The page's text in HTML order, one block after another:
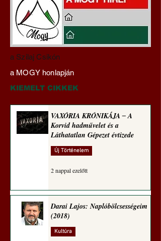
Hajdu Zoltán:
Transzhumanizmus és
technomorál ‒ 21/28.
Rugalmas technomorál:
a Szilaj Csikón
a MOGY honlapján
KIEMELT CIKKEK
VAXÓRIA KRÓNIKÁJA ‒ A
Korvid hadművelet és a
Láthatatlan Gépezet évtizede
Új Történelem
2 nappal ezelőtt
Darai Lajos: Naplóbölcsességeim
(2018)
Kultúra